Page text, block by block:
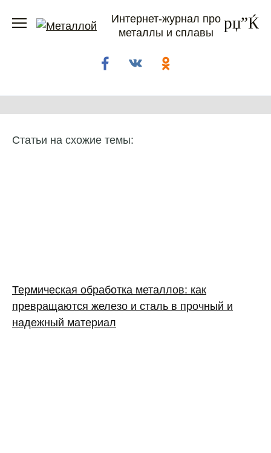
Интернет-журнал про
металлы и сплавы
Статьи на схожие темы:
Термическая обработка металлов: как
превращаются железо и сталь в прочный и
надежный материал